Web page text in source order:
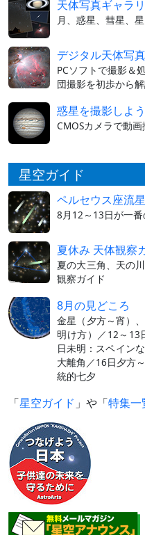
天体写真ギャラ
月、惑星、彗星、
デジタル天体写
PCソフトで撮影＆
団撮影を初歩から
惑星を撮影しよう
CMOSカメラで動
星空ガイド
ペルセウス座流
8月12～13日が一
夏休み 天体観察
夏の大三角、天の
観察ガイド
8月の見どころ
金星（夕方～宵）
明け方）／12～13
日未明：スペイン
大離角／16日夕方
統的七夕
「星空ガイド 」や「特集一